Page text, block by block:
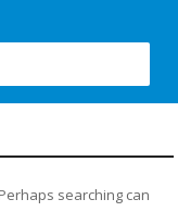
searching can